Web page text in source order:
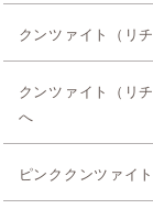
クンツァイト（リ
クンツァイト（リ
へ
ピンククンツァイ